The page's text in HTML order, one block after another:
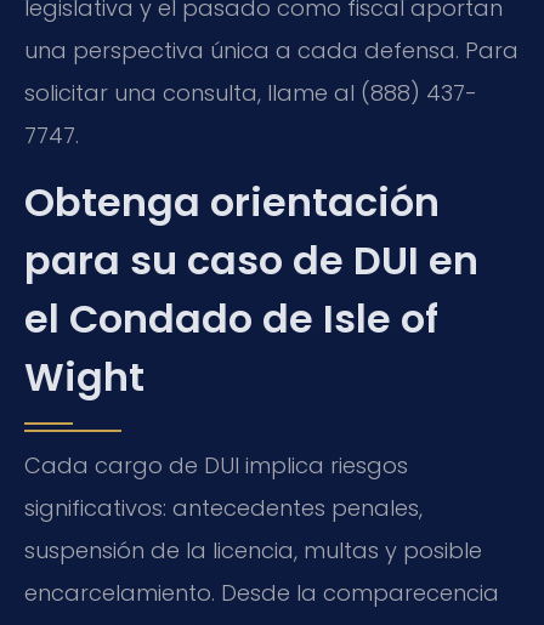
legislativa y el pasado como fiscal aportan
una perspectiva única a cada defensa. Para
solicitar una consulta, llame al (888) 437-
7747.
Obtenga orientación
para su caso de DUI en
el Condado de Isle of
Wight
Cada cargo de DUI implica riesgos
significativos: antecedentes penales,
suspensión de la licencia, multas y posible
encarcelamiento. Desde la comparecencia